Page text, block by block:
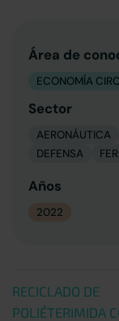
Área de
ECONOMÍA
Sector
AERONÁUTICA
DEFENSA
Años
2022
RECICLADO DE
POLIÉTERIMIDA